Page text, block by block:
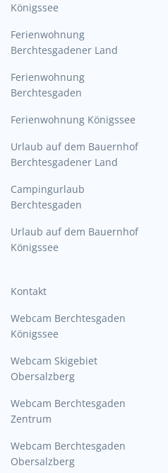
Königssee
Ferienwohnung
Berchtesgadener Land
Ferienwohnung
Berchtesgaden
Ferienwohnung Königssee
Urlaub auf dem Bauernhof
Berchtesgadener Land
Campingurlaub
Berchtesgaden
Urlaub auf dem Bauernhof
Königssee
Kontakt
Webcam Berchtesgaden
Königssee
Webcam Skigebiet
Obersalzberg
Webcam Berchtesgaden
Zentrum
Webcam Berchtesgaden
Obersalzberg